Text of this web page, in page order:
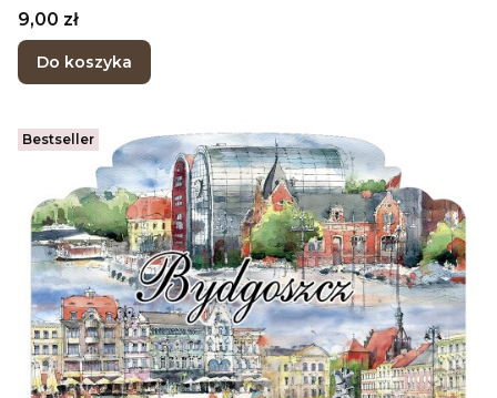
Cena
9,00 zł
Do koszyka
Bestseller